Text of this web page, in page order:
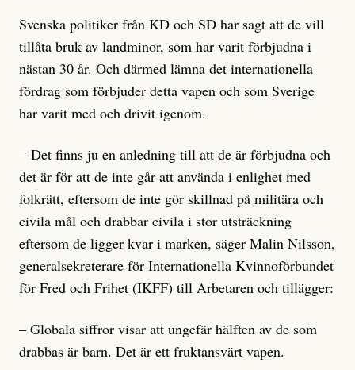
Svenska politiker från KD och SD har sagt att de vill
tillåta bruk av landminor, som har varit förbjudna i
nästan 30 år. Och därmed lämna det internationella
fördrag som förbjuder detta vapen och som Sverige
har varit med och drivit igenom.
– Det finns ju en anledning till att de är förbjudna och
det är för att de inte går att använda i enlighet med
folkrätt, eftersom de inte gör skillnad på militära och
civila mål och drabbar civila i stor utsträckning
eftersom de ligger kvar i marken, säger Malin Nilsson,
generalsekreterare för Internationella Kvinnoförbundet
för Fred och Frihet (IKFF) till Arbetaren och tillägger:
– Globala siffror visar att ungefär hälften av de som
drabbas är barn. Det är ett fruktansvärt vapen.